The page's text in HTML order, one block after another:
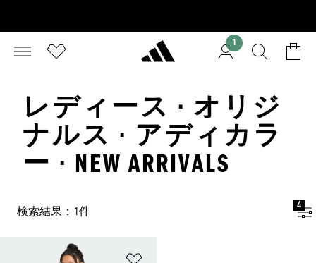
1
レディース · オリジ
ナルス · アディカラ
ー · NEW ARRIVALS
検索結果：1件
4